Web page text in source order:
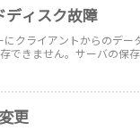
ィスク故障
クライアントからのデ
できません。サーバの保
更